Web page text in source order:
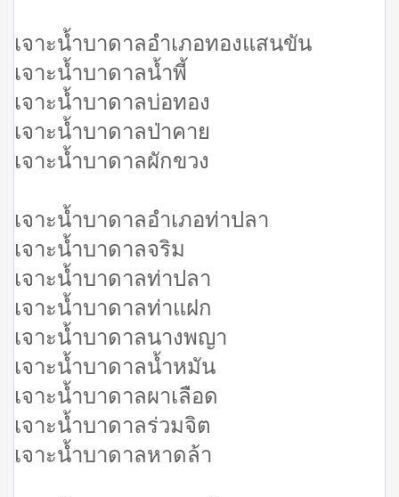
เจาะน้ำบาดาลอำเภอทองแสนขัน
เจาะน้ำบาดาลน้ำพี้
เจาะน้ำบาดาลบ่อทอง
เจาะน้ำบาดาลป่าคาย
เจาะน้ำบาดาลผักขวง
เจาะน้ำบาดาลอำเภอท่าปลา
เจาะน้ำบาดาลจริม
เจาะน้ำบาดาลท่าปลา
เจาะน้ำบาดาลท่าแฝก
เจาะน้ำบาดาลนางพญา
เจาะน้ำบาดาลน้ำหมัน
เจาะน้ำบาดาลผาเลือด
เจาะน้ำบาดาลร่วมจิต
เจาะน้ำบาดาลหาดล้า